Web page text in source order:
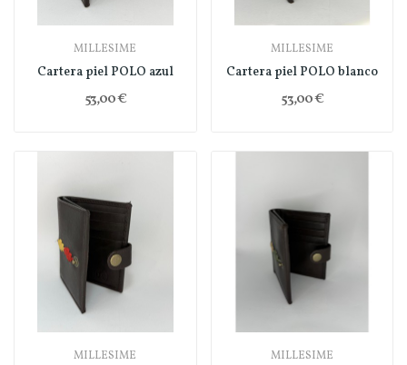
MILLESIME
Cartera piel POLO azul
53,00 €
MILLESIME
Cartera piel POLO blanco
53,00 €
MILLESIME MILLESIME